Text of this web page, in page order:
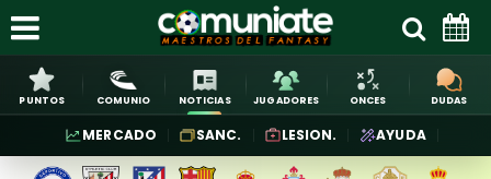
PUNTOS COMUNIO NOTICIAS JUGADORES ONCES DUDAS
MERCADO SANC. LESION. AYUDA